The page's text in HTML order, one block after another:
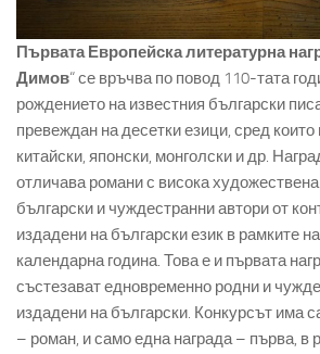
Първата Европейска литературна
Димов“ се връчва по повод 110-тата
рождението на известния български
превеждан на десетки езици, сред
китайски, японски, монголски и др.
отличава романи с висока
български и чуждестранни автори от
издадени на български език в рамките
календарна година. Това е и първата
състезават едновременно родни и
издадени на български. Конкурсът има
– роман, и само една награда – първа, в